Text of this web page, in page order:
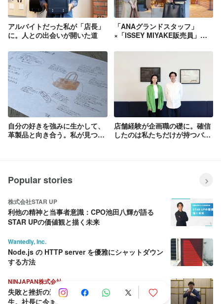
アルバイトだった私が「店長」
に。人との出会いが開いた道
「ANAグランドスタッフ」
×「ISSEY MIYAKE販売員」経
価値の付け方とは？
自分の好きを強みに生かして、
革製品と向き合う。私が見つけ
店舗経験が企画職の礎に。確信
したのは私たちだけが持つバリ
Popular stories
株式会社STAR UP
利他の精神と当事者意識：CPO池田八輝が語る
STAR UPの価値観と描く未来
Wantedly, Inc.
Node.js の HTTP server を優雅にシャットダウン
する方法
NINJAPAN株式会社
失敗と挫折の連続から這い上がり続ける壮絶な人
生。社長に今までとこれからを聞いてみた。